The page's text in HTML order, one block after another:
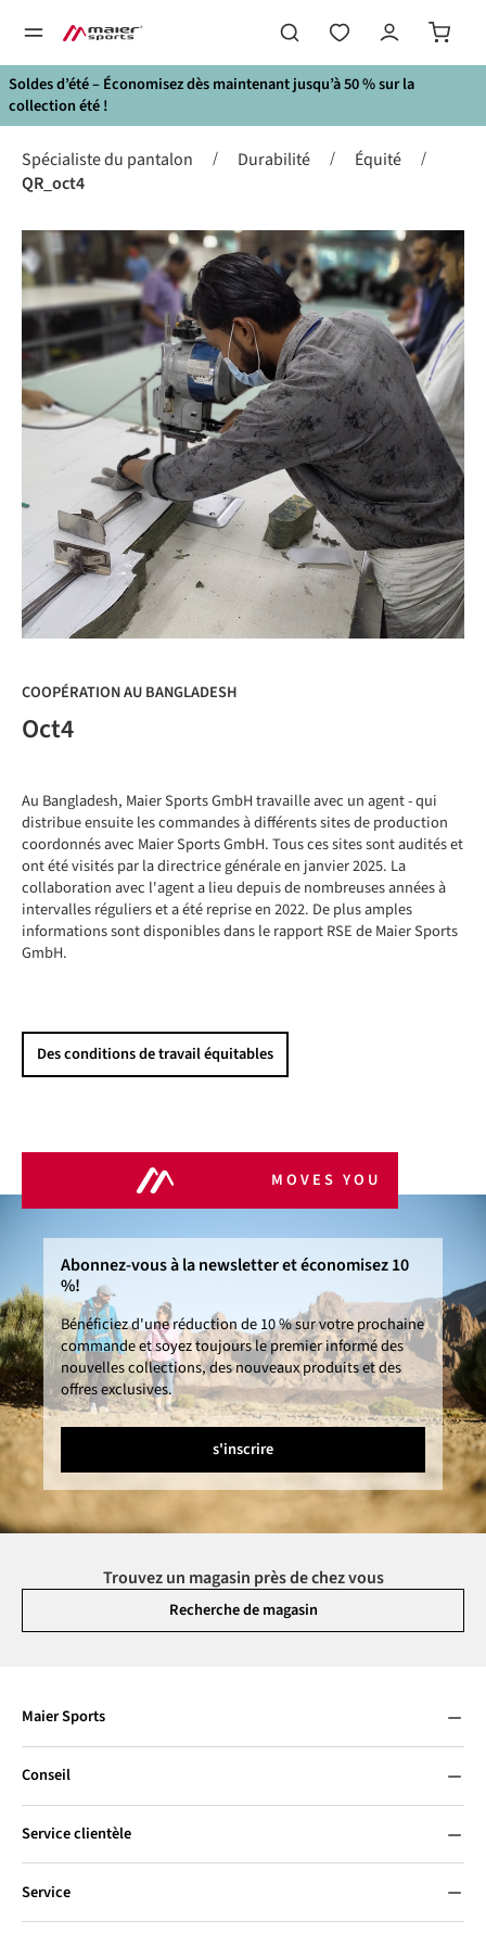
principal
Soldes d’été – Économisez dès maintenant jusqu’à 50 % sur la
collection été !
Spécialiste du pantalon / Durabilité / Équité /
QR_oct4
COOPÉRATION AU BANGLADESH
Oct4
Au Bangladesh, Maier Sports GmbH travaille avec un agent - qui
distribue ensuite les commandes à différents sites de production
coordonnés avec Maier Sports GmbH. Tous ces sites sont audités et
ont été visités par la directrice générale en janvier 2025. La
collaboration avec l'agent a lieu depuis de nombreuses années à
intervalles réguliers et a été reprise en 2022. De plus amples
informations sont disponibles dans le rapport RSE de Maier Sports
GmbH.
Des conditions de travail équitables
MOVES YOU
Abonnez-vous à la newsletter et économisez 10
%!
Bénéficiez d'une réduction de 10 % sur votre prochaine
commande et soyez toujours le premier informé des
nouvelles collections, des nouveaux produits et des
offres exclusives.
s'inscrire
Trouvez un magasin près de chez vous
Recherche de magasin
Maier Sports
Conseil
Service clientèle
Service